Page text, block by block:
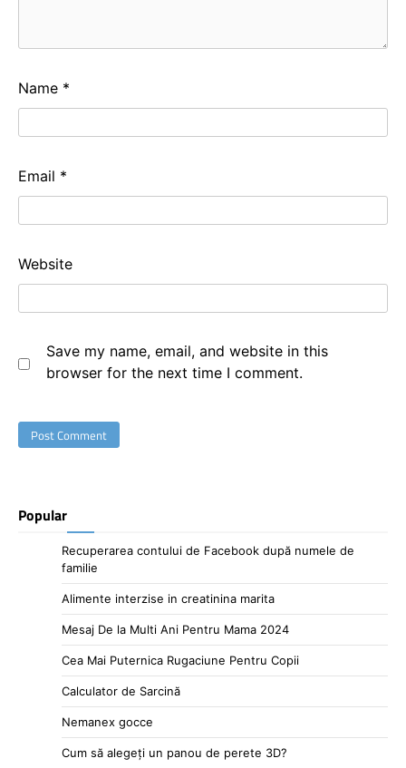
Name *
Email *
Website
Save my name, email, and website in this
browser for the next time I comment.
Popular
Recuperarea contului de Facebook după numele de
familie
Alimente interzise in creatinina marita
Mesaj De la Multi Ani Pentru Mama 2024
Cea Mai Puternica Rugaciune Pentru Copii
Calculator de Sarcină
Nemanex gocce
Cum să alegeți un panou de perete 3D?